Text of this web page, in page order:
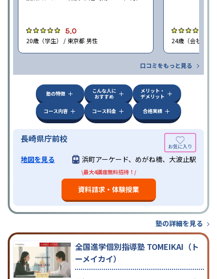
5.0
20歳（学生） / 東京都 男性 24歳（会社員<
口コミをもっと見る
塾の特徴
こんな人に
おすすめ
メリット・
デメリット
コース内容
コース料金 合格実績
長崎県庁前校
地図を見る 浜町アーケード、めがね橋、大波止駅
\最大4講座無料招待！/
資料請求・体験授業
塾の詳細を見る
全国進学個別指導塾 TOMEIKAI（ト
ーメイカイ）